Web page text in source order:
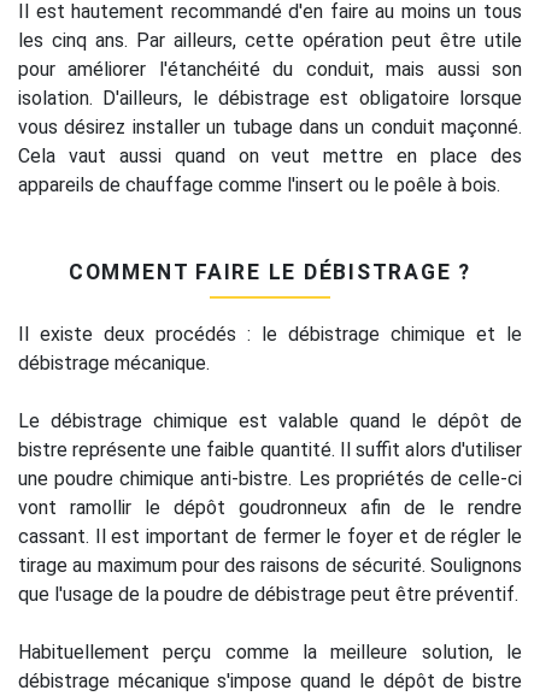
Il est hautement recommandé d'en faire au moins un tous
les cinq ans. Par ailleurs, cette opération peut être utile
pour améliorer l'étanchéité du conduit, mais aussi son
isolation. D'ailleurs, le débistrage est obligatoire lorsque
vous désirez installer un tubage dans un conduit maçonné.
Cela vaut aussi quand on veut mettre en place des
appareils de chauffage comme l'insert ou le poêle à bois.
COMMENT FAIRE LE DÉBISTRAGE ?
Il existe deux procédés : le débistrage chimique et le
débistrage mécanique.
Le débistrage chimique est valable quand le dépôt de
bistre représente une faible quantité. Il suffit alors d'utiliser
une poudre chimique anti-bistre. Les propriétés de celle-ci
vont ramollir le dépôt goudronneux afin de le rendre
cassant. Il est important de fermer le foyer et de régler le
tirage au maximum pour des raisons de sécurité. Soulignons
que l'usage de la poudre de débistrage peut être préventif.
Habituellement perçu comme la meilleure solution, le
débistrage mécanique s'impose quand le dépôt de bistre